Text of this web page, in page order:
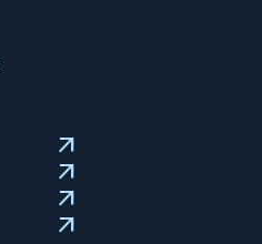
arrow_outward
arrow_outward
arrow_outward
arrow_outward